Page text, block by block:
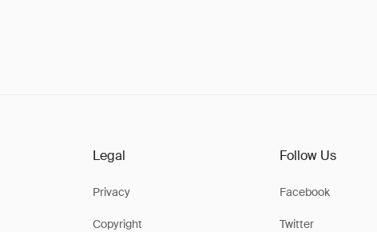
Legal
Privacy
Copyright
Follow Us
Facebook
Twitter